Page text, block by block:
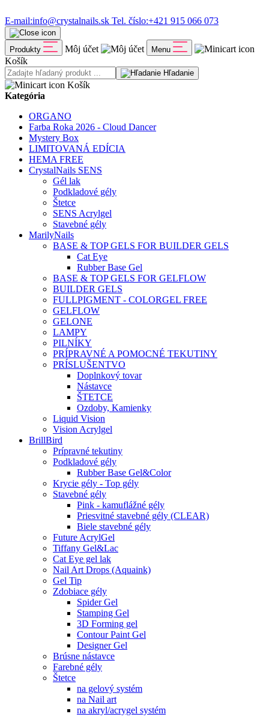
E-mail:info@crystalnails.sk Tel. číslo:+421 915 066 073
Produkty Môj účet Menu
Košík
Hľadanie
Košík
Kategória
ORGANO
Farba Roka 2026 - Cloud Dancer
Mystery Box
LIMITOVANÁ EDÍCIA
HEMA FREE
CrystalNails SENS
Gél lak
Podkladové gély
Štetce
SENS Acrylgel
Stavebné gély
MarilyNails
BASE & TOP GELS FOR BUILDER GELS
Cat Eye
Rubber Base Gel
BASE & TOP GELS FOR GELFLOW
BUILDER GELS
FULLPIGMENT - COLORGEL FREE
GELFLOW
GELONE
LAMPY
PILNÍKY
PRÍPRAVNÉ A POMOCNÉ TEKUTINY
PRÍSLUŠENTVO
Doplnkový tovar
Nástavce
ŠTETCE
Ozdoby, Kamienky
Liquid Vision
Vision Acrylgel
BrillBird
Prípravné tekutiny
Podkladové gély
Rubber Base Gel&Color
Krycie gély - Top gély
Stavebné gély
Pink - kamuflážné gély
Priesvitné stavebné gély (CLEAR)
Biele stavebné gély
Future AcrylGel
Tiffany Gel&Lac
Cat Eye gel lak
Nail Art Drops (Aquaink)
Gel Tip
Zdobiace gély
Spider Gel
Stamping Gel
3D Forming gel
Contour Paint Gel
Designer Gel
Brúsne nástavce
Farebné gély
Štetce
na gelový systém
na Nail art
na akryl/acrygel systém